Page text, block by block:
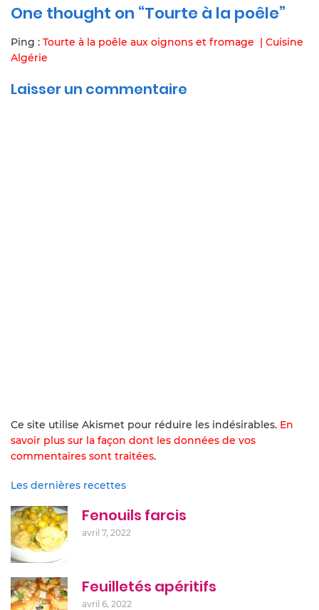
One thought on “Tourte à la poêle”
Ping : Tourte à la poêle aux oignons et fromage | Cuisine
Algérie
Laisser un commentaire
Ce site utilise Akismet pour réduire les indésirables. En
savoir plus sur la façon dont les données de vos
commentaires sont traitées.
Les dernières recettes
Fenouils farcis
avril 7, 2022
Feuilletés apéritifs
avril 6, 2022